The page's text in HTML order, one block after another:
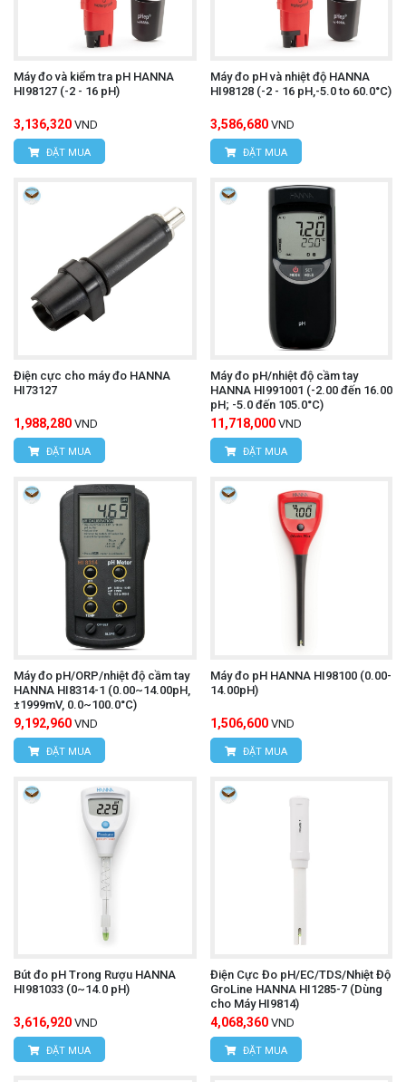
Máy đo và kiểm tra pH HANNA
HI98127 (-2 - 16 pH)
3,136,320 VND
ĐẶT MUA
Máy đo pH và nhiệt độ HANNA
HI98128 (-2 - 16 pH,-5.0 to 60.0°C)
3,586,680 VND
ĐẶT MUA
Điện cực cho máy đo HANNA
HI73127
1,988,280 VND
ĐẶT MUA
Máy đo pH/nhiệt độ cầm tay
HANNA HI991001 (-2.00 đến 16.00
pH; -5.0 đến 105.0°C)
11,718,000 VND
ĐẶT MUA
Máy đo pH/ORP/nhiệt độ cầm tay
HANNA HI8314-1 (0.00~14.00pH,
±1999mV, 0.0~100.0°C)
9,192,960 VND
ĐẶT MUA
Máy đo pH HANNA HI98100 (0.00-
14.00pH)
1,506,600 VND
ĐẶT MUA
Bút đo pH Trong Rượu HANNA
HI981033 (0~14.0 pH)
3,616,920 VND
ĐẶT MUA
Điện Cực Đo pH/EC/TDS/Nhiệt Độ
GroLine HANNA HI1285-7 (Dùng
cho Máy HI9814)
4,068,360 VND
ĐẶT MUA